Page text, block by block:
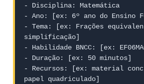
- Disciplina: Matemática
- Ano: [ex: 6º ano do Ensino
- Tema: [ex: Frações
simplificação]
- Habilidade BNCC: [ex:
- Duração: [ex: 50 minutos]
- Recursos: [ex: material
papel quadriculado]